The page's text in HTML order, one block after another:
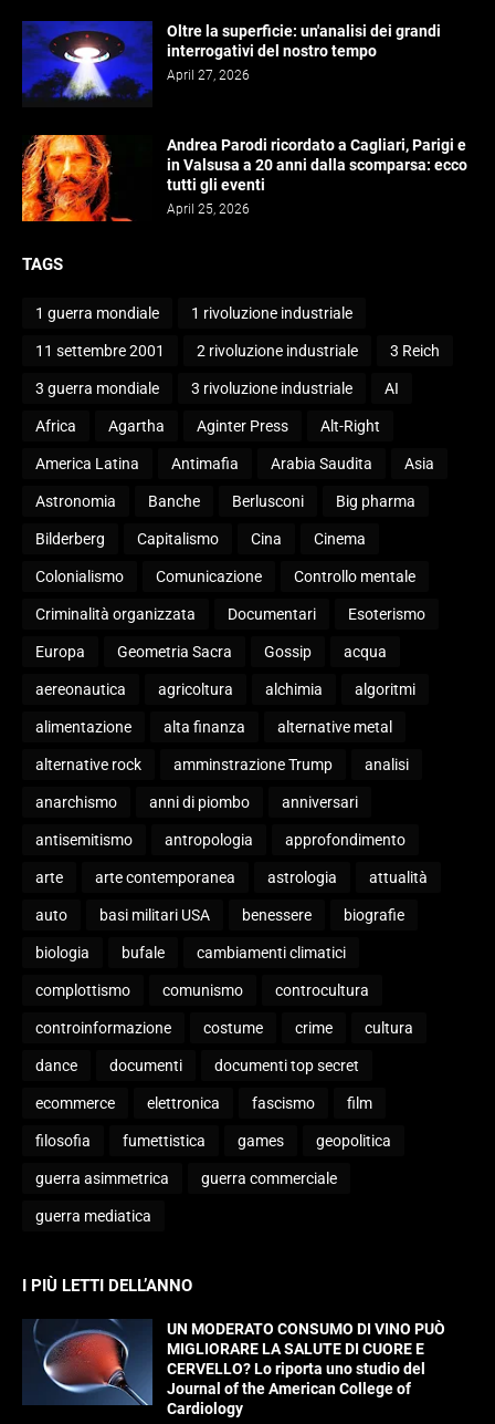
Oltre la superficie: un'analisi dei grandi
interrogativi del nostro tempo
April 27, 2026
Andrea Parodi ricordato a Cagliari, Parigi e
in Valsusa a 20 anni dalla scomparsa: ecco
tutti gli eventi
April 25, 2026
TAGS
1 guerra mondiale 1 rivoluzione industriale
11 settembre 2001 2 rivoluzione industriale 3 Reich
3 guerra mondiale 3 rivoluzione industriale AI
Africa Agartha Aginter Press Alt-Right
America Latina Antimafia Arabia Saudita Asia
Astronomia Banche Berlusconi Big pharma
Bilderberg Capitalismo Cina Cinema
Colonialismo Comunicazione Controllo mentale
Criminalità organizzata Documentari Esoterismo
Europa Geometria Sacra Gossip acqua
aereonautica agricoltura alchimia algoritmi
alimentazione alta finanza alternative metal
alternative rock amminstrazione Trump analisi
anarchismo anni di piombo anniversari
antisemitismo antropologia approfondimento
arte arte contemporanea astrologia attualità
auto basi militari USA benessere biografie
biologia bufale cambiamenti climatici
complottismo comunismo controcultura
controinformazione costume crime cultura
dance documenti documenti top secret
ecommerce elettronica fascismo film
filosofia fumettistica games geopolitica
guerra asimmetrica guerra commerciale
guerra mediatica
I PIÙ LETTI DELL’ANNO
UN MODERATO CONSUMO DI VINO PUÒ
MIGLIORARE LA SALUTE DI CUORE E
CERVELLO? Lo riporta uno studio del
Journal of the American College of
Cardiology